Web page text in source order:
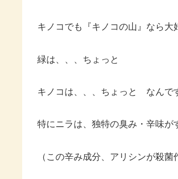
キノコでも『キノコの山』なら大
緑は、、、ちょっと
キノコは、、、ちょっと なんで
特にニラは、独特の臭み・辛味が
（この辛み成分、アリシンが殺